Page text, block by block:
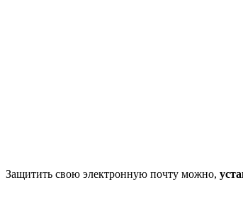
Защитить свою электронную почту можно,